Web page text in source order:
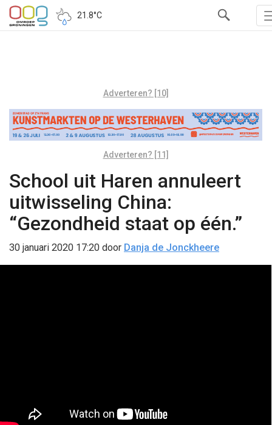
21.8°C
Adverteren? [10]
Adverteren? [11]
School uit Haren annuleert
uitwisseling China:
“Gezondheid staat op één.”
30 januari 2020 17:20 door Danja de Jonckheere